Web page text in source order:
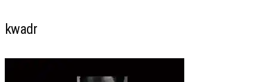
kwadr